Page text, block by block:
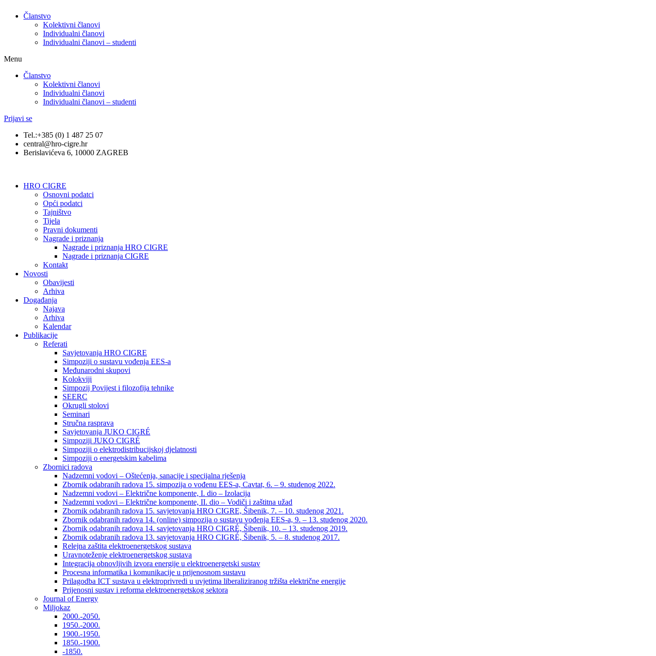
Članstvo
Kolektivni članovi
Individualni članovi
Individualni članovi – studenti
Menu
Članstvo
Kolektivni članovi
Individualni članovi
Individualni članovi – studenti
Prijavi se
Tel.:+385 (0) 1 487 25 07
central@hro-cigre.hr
Berislavićeva 6, 10000 ZAGREB
HRO CIGRE
Osnovni podatci​
Opći podatci
Tajništvo
Tijela
Pravni dokumenti
Nagrade i priznanja
Nagrade i priznanja HRO CIGRE
Nagrade i priznanja CIGRE
Kontakt
Novosti
Obavijesti
Arhiva
Događanja
Najava
Arhiva
Kalendar
Publikacije
Referati
Savjetovanja HRO CIGRE
Simpoziji o sustavu vođenja EES-a
Međunarodni skupovi
Kolokviji​
Simpozij Povijest i filozofija tehnike
SEERC
Okrugli stolovi
Seminari​
Stručna rasprava​
Savjetovanja JUKO CIGRÉ
Simpoziji JUKO CIGRÉ
Simpoziji o elektrodistribucijskoj djelatnosti
Simpoziji o energetskim kabelima
Zbornici radova
Nadzemni vodovi – Oštećenja, sanacije i specijalna rješenja
Zbornik odabranih radova 15. simpozija o vođenu EES-a, Cavtat, 6. – 9. studenog 2022.
Nadzemni vodovi – Električne komponente, I. dio – Izolacija
Nadzemni vodovi – Električne komponente, II. dio – Vodiči i zaštitna užad
Zbornik odabranih radova 15. savjetovanja HRO CIGRE, Šibenik, 7. – 10. studenog 2021.
Zbornik odabranih radova 14. (online) simpozija o sustavu vođenja EES-a, 9. – 13. studenog 2020.
Zbornik odabranih radova 14. savjetovanja HRO CIGRÉ, Šibenik, 10. – 13. studenog 2019.
Zbornik odabranih radova 13. savjetovanja HRO CIGRÉ, Šibenik, 5. – 8. studenog 2017.
Relejna zaštita elektroenergetskog sustava
Uravnoteženje elektroenergetskog sustava
Integracija obnovljivih izvora energije u elektroenergetski sustav
Procesna informatika i komunikacije u prijenosnom sustavu
Prilagodba ICT sustava u elektroprivredi u uvjetima liberaliziranog tržišta električne energije
Prijenosni sustav i reforma elektroenergetskog sektora
Journal of Energy
Miljokaz
2000.-2050.
1950.-2000.
1900.-1950.
1850.-1900.
-1850.